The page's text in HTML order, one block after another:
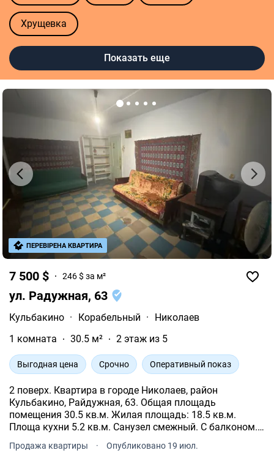
Хрущевка
Полезные ссылки
Агентства недвижимости в Николаеве
Риелторы в Николаеве Оценка квартиры
Показать еще
7 500 $ 246 $ за м²
ул. Радужная, 63
Кульбакино · Корабельный ·
Николаев
1 комната
30.5 м² 2 этаж из 5
Выгодная цена Срочно Оперативный показ
2 поверх. Квартира в городе Николаев, район
Кульбакино, Райдужная, 63. Общая площадь
помещения 30.5 кв.м. Жилая площадь: 18.5 кв.м.
Площа кухни 5.2 кв.м. Санузел смежный. С балконом.
Продажа квартиры · Опубликовано 19 июл.
ПЕРЕВІРЕНА КВАРТИРА